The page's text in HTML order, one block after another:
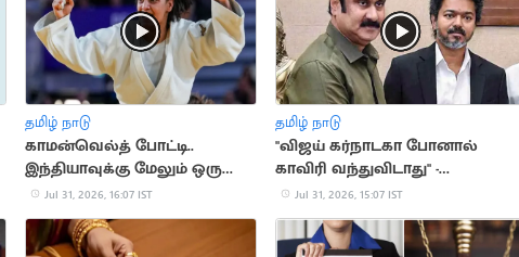
தமிழ் நாடு
காமன்வெல்த் போட்டி..
இந்தியாவுக்கு மேலும் ஒரு
தங்கம்
Jul 31, 2026, 16:07 IST
தமிழ் நாடு
"விஜய் கர்நாடகா போனால்
காவிரி வந்துவிடாது" -
அன்புமணி விமர்சனம்
Jul 31, 2026, 15:07 IST